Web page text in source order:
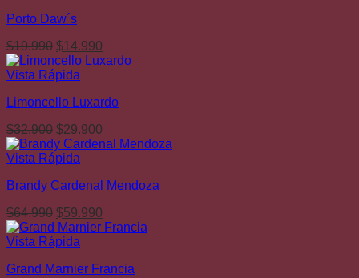
Porto Daw´s
$19.990 El
precio
original
$19.990.
$14.990
precio
$14.990.
Vista Rápida
Limoncello Luxardo
$32.900 El
precio
original
$32.900.
$29.900
precio
$29.900.
Vista Rápida
Brandy Cardenal Mendoza
$64.990 El
precio
original
$64.990.
$59.990
precio
$59.990.
Vista Rápida
Grand Marnier Francia